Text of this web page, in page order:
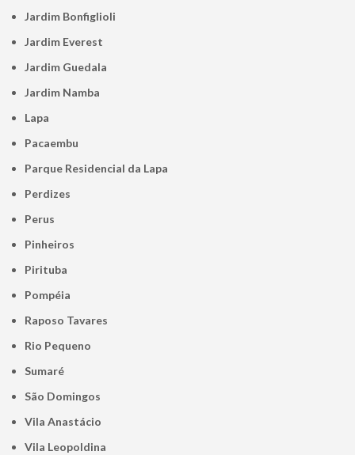
Jardim Bonfiglioli
Jardim Everest
Jardim Guedala
Jardim Namba
Lapa
Pacaembu
Parque Residencial da Lapa
Perdizes
Perus
Pinheiros
Pirituba
Pompéia
Raposo Tavares
Rio Pequeno
Sumaré
São Domingos
Vila Anastácio
Vila Leopoldina